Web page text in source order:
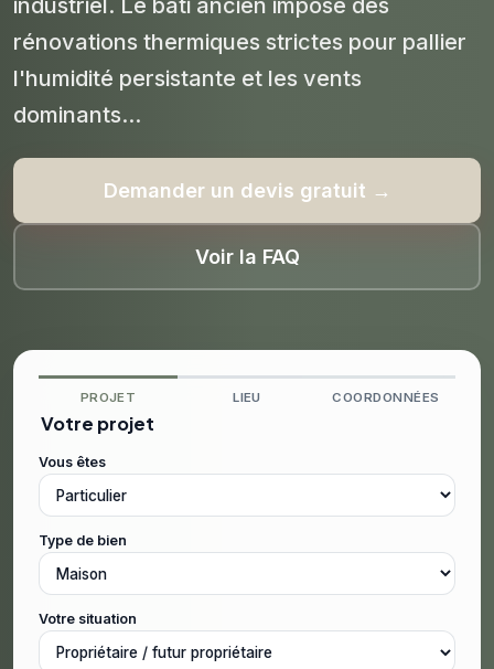
industriel. Le bâti ancien impose des
rénovations thermiques strictes pour pallier
l'humidité persistante et les vents
dominants...
Demander un devis gratuit →
Voir la FAQ
PROJET LIEU COORDONNÉES
Votre projet
Vous êtes
Type de bien
Votre situation